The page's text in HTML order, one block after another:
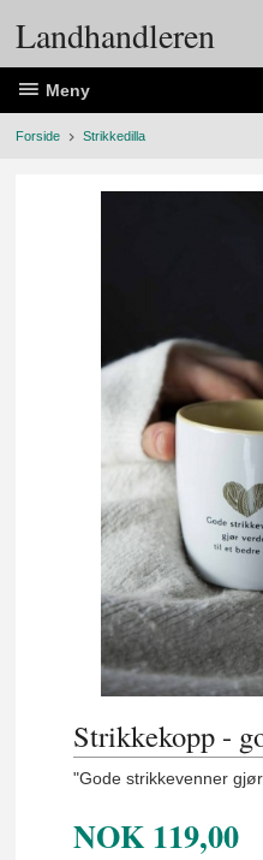
Landhandleren
Meny
Forside Strikkedilla
Strikkekopp -
"Gode strikkevenner
NOK 119,00